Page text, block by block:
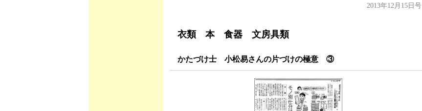
2013年12月15日号
衣類 本 食器 文房具類
かたづけ士 小松易さんの片づけの極意 ③